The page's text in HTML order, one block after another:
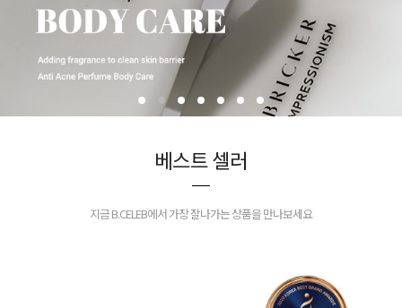
베스트 셀러
지금 B.CELEB에서 가장 잘나가는 상품을 만나보세요